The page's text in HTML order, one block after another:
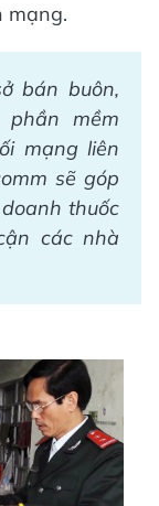
mạng.
bán buôn,
mềm
mạng liên
sẽ góp
thuốc
các nhà